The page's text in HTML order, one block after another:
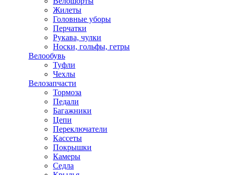
Жилеты
Головные уборы
Перчатки
Рукава, чулки
Носки, гольфы, гетры
Велообувь
Туфли
Чехлы
Велозапчасти
Тормоза
Педали
Багажники
Цепи
Переключатели
Кассеты
Покрышки
Камеры
Седла